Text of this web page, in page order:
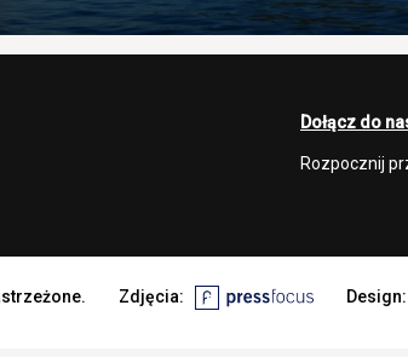
Dołącz do
Rozpocznij
Zdjęcia: Design: